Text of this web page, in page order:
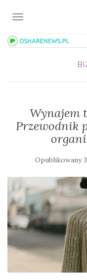
TOGGLE
Wynajem
Przewodnik
Opublikowany